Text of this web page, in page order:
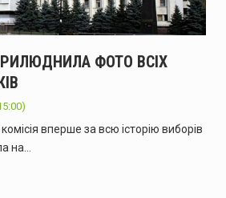
ФОТО ВСІХ
вперше за всю історію виборів
на…